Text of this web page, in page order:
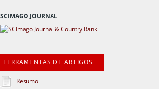
SCIMAGO JOURNAL
FERRAMENTAS DE ARTIGOS
Resumo